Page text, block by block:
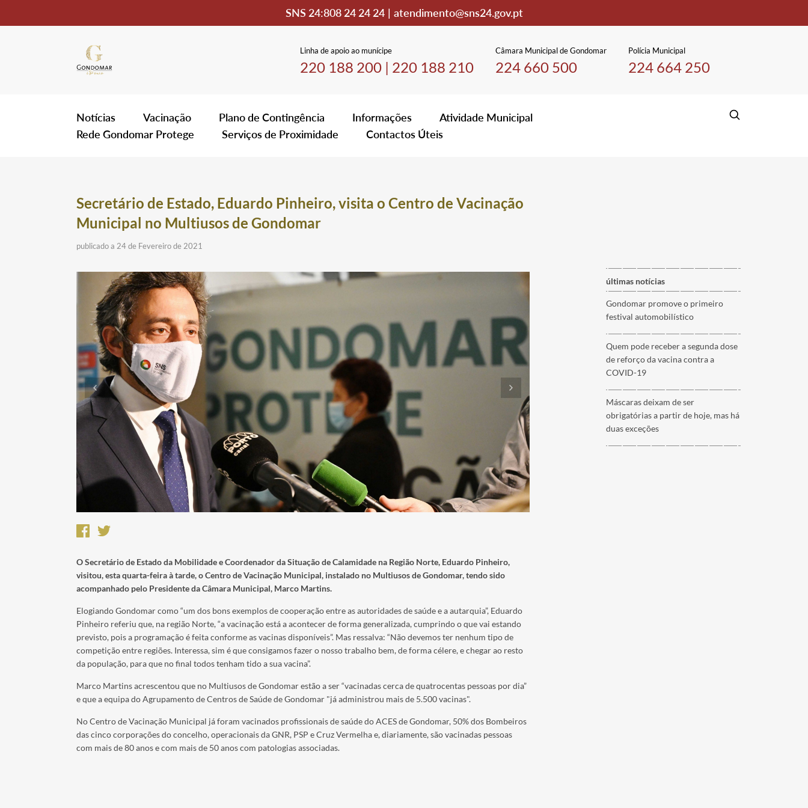
SNS 24:808 24 24 24 | atendimento@sns24.gov.pt
Linha de apoio ao munícipe
220 188 200| 220 188 210
Câmara Municipal de Gondomar
224 660 500
Polícia Municipal
224 664 250
Notícias Vacinação Plano de Contingência Informações
Atividade Municipal
Rede Gondomar Protege
Serviços de Proximidade Contactos Úteis
Secretário de Estado, Eduardo Pinheiro, visita o Centro de Vacinação
Municipal no Multiusos de Gondomar
publicado a 24 de Fevereiro de 2021
O Secretário de Estado da Mobilidade e Coordenador da Situação de Calamidade na Região Norte, Eduardo Pinheiro,
visitou, esta quarta-feira à tarde, o Centro de Vacinação Municipal, instalado no Multiusos de Gondomar, tendo sido
acompanhado pelo Presidente da Câmara Municipal, Marco Martins.
Elogiando Gondomar como “um dos bons exemplos de cooperação entre as autoridades de saúde e a autarquia”, Eduardo
Pinheiro referiu que, na região Norte, “a vacinação está a acontecer de forma generalizada, cumprindo o que vai estando
previsto, pois a programação é feita conforme as vacinas disponíveis”. Mas ressalva: “Não devemos ter nenhum tipo de
competição entre regiões. Interessa, sim é que consigamos fazer o nosso trabalho bem, de forma célere, e chegar ao resto
da população, para que no final todos tenham tido a sua vacina”.
Marco Martins acrescentou que no Multiusos de Gondomar estão a ser “vacinadas cerca de quatrocentas pessoas por dia”
e que a equipa do Agrupamento de Centros de Saúde de Gondomar "já administrou mais de 5.500 vacinas".
No Centro de Vacinação Municipal já foram vacinados profissionais de saúde do ACES de Gondomar, 50% dos Bombeiros
das cinco corporações do concelho, operacionais da GNR, PSP e Cruz Vermelha e, diariamente, são vacinadas pessoas
com mais de 80 anos e com mais de 50 anos com patologias associadas.
últimas notícias
Gondomar promove o primeiro
festival automobilístico
Quem pode receber a segunda dose
de reforço da vacina contra a
COVID-19
Máscaras deixam de ser
obrigatórias a partir de hoje, mas há
duas exceções